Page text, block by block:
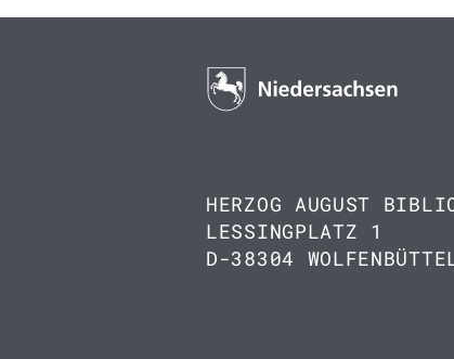
HERZOG AUGUST
LESSINGPLATZ 1
D-38304